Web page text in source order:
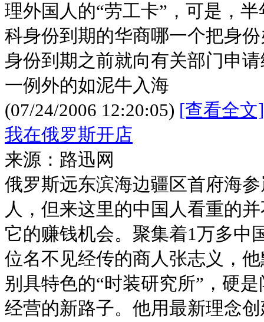
理外国人的“劳工卡”，可是，
科身份到期的华商哪一个把身
身份到期之前就向有关部门申
一例外的如泥牛入海
(07/24/2006 12:20:05) [查看全文]
我在俄罗斯开店
来源：路迅网
俄罗斯远东滨海边疆区首府海
人，但来这里的中国人看重的
它的赚钱机会。聚集着1万多中
位名不见经传的商人张志义，
别具特色的“时装研究所”，硬
经营的新路子。他用最新理念